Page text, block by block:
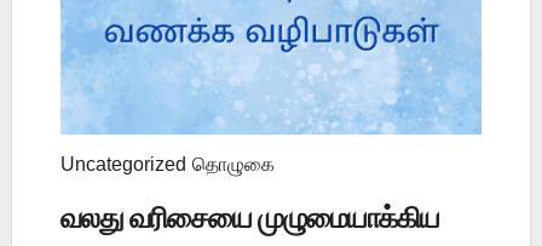
Uncategorized தொழுகை
வலது வரிசையை முழுமையாக்கிய